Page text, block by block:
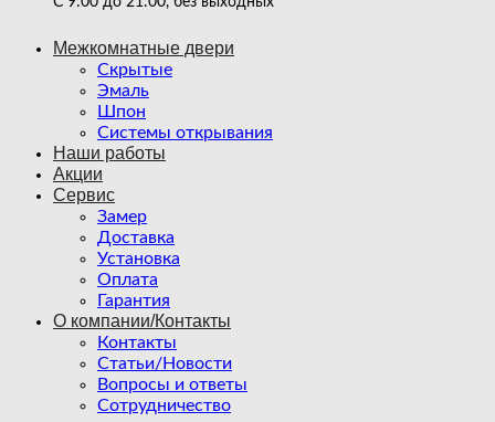
Межкомнатные двери
Скрытые
Эмаль
Шпон
Системы открывания
Наши работы
Акции
Сервис
Замер
Доставка
Установка
Оплата
Гарантия
О компании/Контакты
Контакты
Статьи/Новости
Вопросы и ответы
Сотрудничество